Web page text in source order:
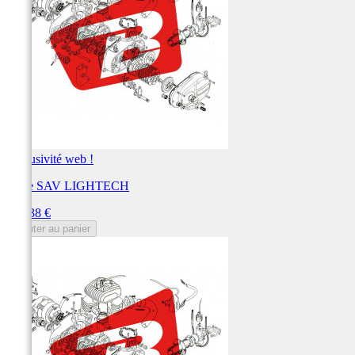
Exclusivité web !
Pièce SAV LIGHTECH
137,38 €
Ajouter au panier